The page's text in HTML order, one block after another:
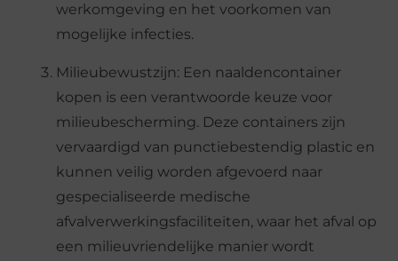
werkomgeving en het voorkomen van
mogelijke infecties.
Milieubewustzijn: Een naaldencontainer
kopen is een verantwoorde keuze voor
milieubescherming. Deze containers zijn
vervaardigd van punctiebestendig plastic en
kunnen veilig worden afgevoerd naar
gespecialiseerde medische
afvalverwerkingsfaciliteiten, waar het afval op
een milieuvriendelijke manier wordt